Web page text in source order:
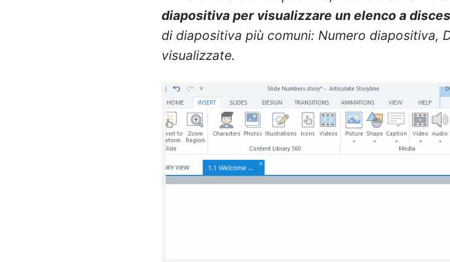
diapositiva per visualizzare un elenco a
di diapositiva più comuni: Numero diapositiva,
visualizzate.